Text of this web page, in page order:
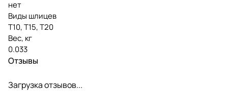
нет
Виды шлицев
Т10, Т15, Т20
Вес, кг
0.033
Отзывы
Загрузка отзывов...